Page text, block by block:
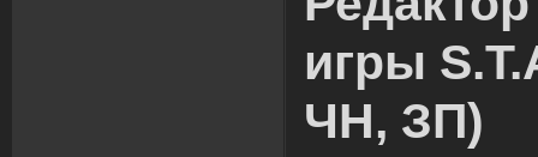
игры
ЧН, ЗП)